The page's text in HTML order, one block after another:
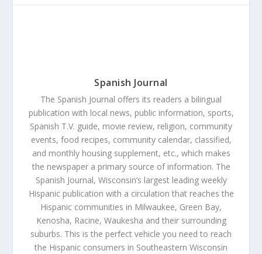
Spanish Journal
The Spanish Journal offers its readers a bilingual
publication with local news, public information, sports,
Spanish T.V. guide, movie review, religion, community
events, food recipes, community calendar, classified,
and monthly housing supplement, etc., which makes
the newspaper a primary source of information. The
Spanish Journal, Wisconsin’s largest leading weekly
Hispanic publication with a circulation that reaches the
Hispanic communities in Milwaukee, Green Bay,
Kenosha, Racine, Waukesha and their surrounding
suburbs. This is the perfect vehicle you need to reach
the Hispanic consumers in Southeastern Wisconsin